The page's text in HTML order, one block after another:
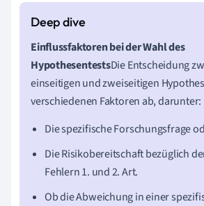
Einflussfaktoren bei der Wahl des
HypothesentestsDie Entscheidung
einseitigen und zweiseitigen
verschiedenen Faktoren ab, darunter:
Die spezifische Forschungsfrage
Die Risikobereitschaft bezüglich
Fehlern 1. und 2. Art.
Ob die Abweichung in einer